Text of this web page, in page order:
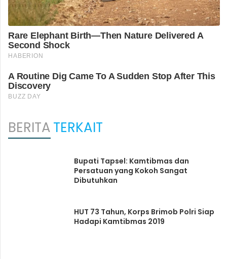
BERITATERKAIT
Bupati Tapsel: Kamtibmas dan
Persatuan yang Kokoh Sangat
Dibutuhkan
HUT 73 Tahun, Korps Brimob Polri Siap
Hadapi Kamtibmas 2019